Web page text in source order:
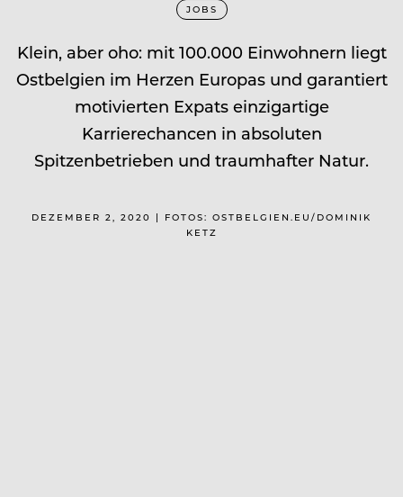
JOBS
Klein, aber oho: mit 100.000 Einwohnern liegt
Ostbelgien im Herzen Europas und garantiert
motivierten Expats einzigartige
Karrierechancen in absoluten
Spitzenbetrieben und traumhafter Natur.
DEZEMBER 2, 2020 | FOTOS: OSTBELGIEN.EU/DOMINIK
KETZ